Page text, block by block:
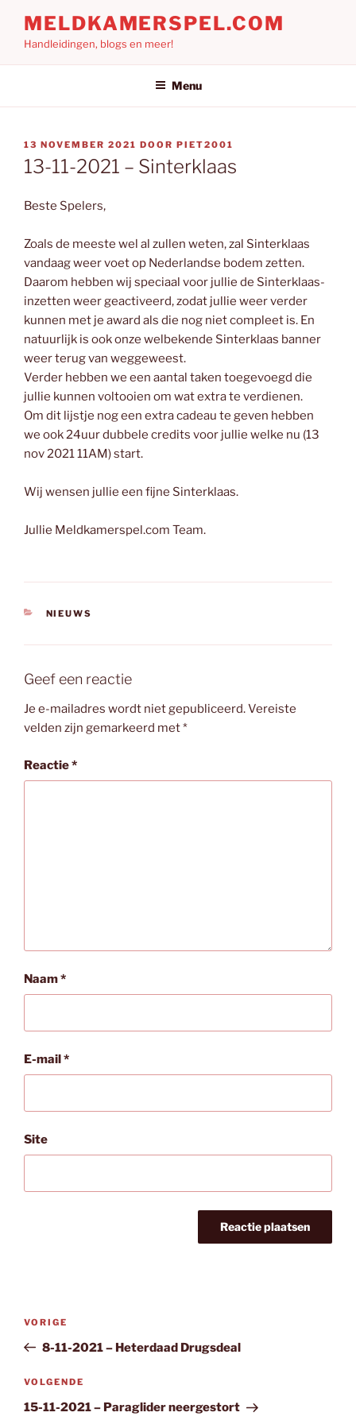
inhoud
MELDKAMERSPEL.COM
Handleidingen, blogs en meer!
Menu
GEPLAATST
OP
13 NOVEMBER 2021 DOOR PIET2001
13-11-2021 – Sinterklaas
Beste Spelers,
Zoals de meeste wel al zullen weten, zal Sinterklaas
vandaag weer voet op Nederlandse bodem zetten.
Daarom hebben wij speciaal voor jullie de Sinterklaas-
inzetten weer geactiveerd, zodat jullie weer verder
kunnen met je award als die nog niet compleet is. En
natuurlijk is ook onze welbekende Sinterklaas banner
weer terug van weggeweest.
Verder hebben we een aantal taken toegevoegd die
jullie kunnen voltooien om wat extra te verdienen.
Om dit lijstje nog een extra cadeau te geven hebben
we ook 24uur dubbele credits voor jullie welke nu (13
nov 2021 11AM) start.
Wij wensen jullie een fijne Sinterklaas.
Jullie Meldkamerspel.com Team.
CATEGORIEËN
NIEUWS
Geef een reactie
Je e-mailadres wordt niet gepubliceerd.Vereiste
velden zijn gemarkeerd met*
Reactie*
Naam*
E-mail*
Site
Vorig
bericht
VORIGE
8-11-2021 – Heterdaad Drugsdeal
Volgend
bericht
VOLGENDE
15-11-2021 – Paraglider neergestort